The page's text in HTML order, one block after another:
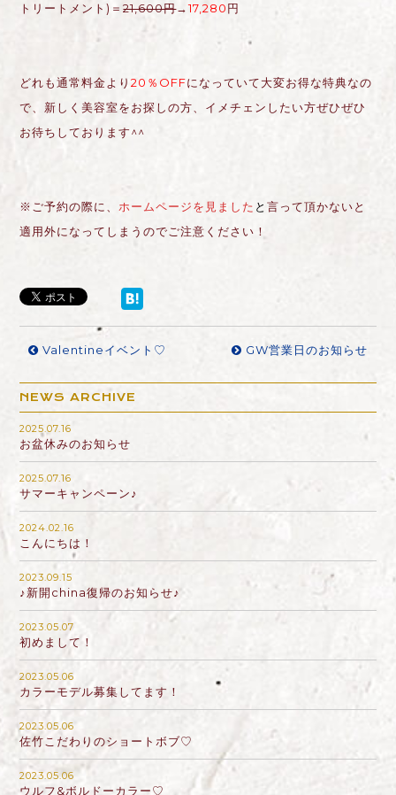
トリートメント)＝21,600円→17,280円
どれも通常料金より20％OFFになっていて大変お得な特典なの
で、新しく美容室をお探しの方、イメチェンしたい方ぜひぜひ
お待ちしております^^
※ご予約の際に、 ホームページを見ました と言って頂かないと
適用外になってしまうのでご注意ください！
Valentineイベント♡ GW営業日のお知らせ
NEWS ARCHIVE
2025.07.16
お盆休みのお知らせ
2025.07.16
サマーキャンペーン♪
2024.02.16
こんにちは！
2023.09.15
♪新開china復帰のお知らせ♪
2023.05.07
初めまして！
2023.05.06
カラーモデル募集してます！
2023.05.06
佐竹こだわりのショートボブ♡
2023.05.06
ウルフ&ボルドーカラー♡